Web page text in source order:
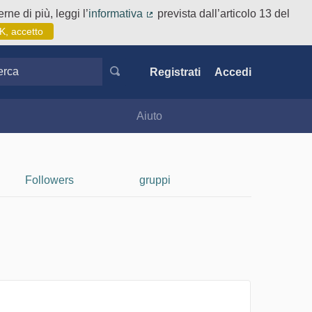
di più, leggi l’informativa
prevista dall’articolo 13 del
accetto
Registrati Accedi
Aiuto
Followers gruppi